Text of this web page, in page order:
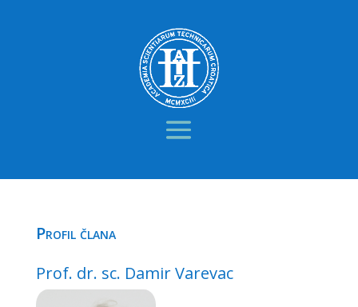
Profil člana
Prof. dr. sc. Damir Varevac